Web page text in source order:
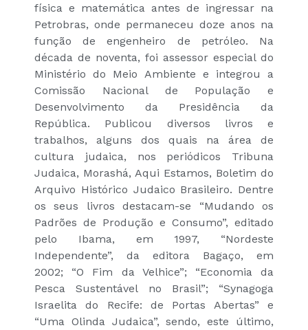
física e matemática antes de ingressar na
Petrobras, onde permaneceu doze anos na
função de engenheiro de petróleo. Na
década de noventa, foi assessor especial do
Ministério do Meio Ambiente e integrou a
Comissão Nacional de População e
Desenvolvimento da Presidência da
República. Publicou diversos livros e
trabalhos, alguns dos quais na área de
cultura judaica, nos periódicos Tribuna
Judaica, Morashá, Aqui Estamos, Boletim do
Arquivo Histórico Judaico Brasileiro. Dentre
os seus livros destacam-se “Mudando os
Padrões de Produção e Consumo”, editado
pelo Ibama, em 1997, “Nordeste
Independente”, da editora Bagaço, em
2002; “O Fim da Velhice”; “Economia da
Pesca Sustentável no Brasil”; “Synagoga
Israelita do Recife: de Portas Abertas” e
“Uma Olinda Judaica”, sendo, este último,